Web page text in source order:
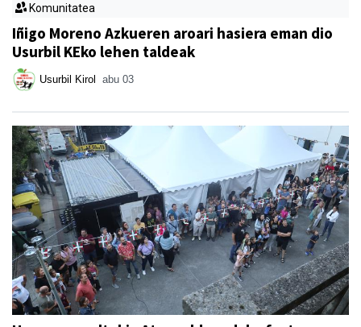
Komunitatea
Iñigo Moreno Azkueren aroari hasiera eman dio
Usurbil KEko lehen taldeak
Usurbil Kirol abu 03